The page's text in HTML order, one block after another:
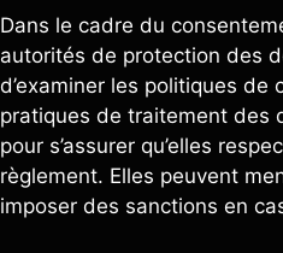
Dans le cadre du
autorités de protection des
d’examiner les politiques de
pratiques de traitement des
pour s’assurer qu’elles
règlement. Elles peuvent
imposer des sanctions en